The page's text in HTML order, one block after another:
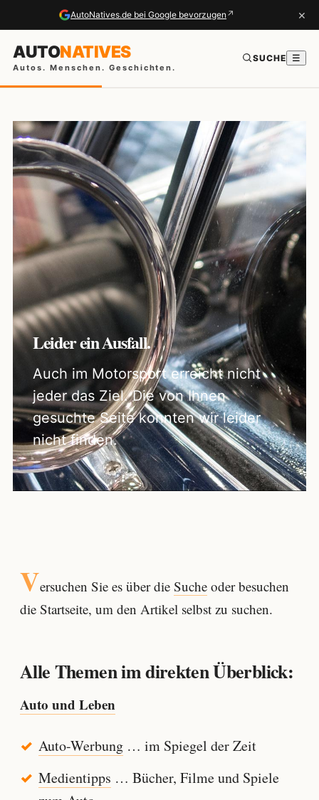
AutoNatives.de bei Google bevorzugen ↗ ×
AUTONATIVES
Autos. Menschen. Geschichten.
SUCHE ☰
Leider ein Ausfall.
Auch im Motorsport erreicht nicht
jeder das Ziel. Die von Ihnen
gesuchte Seite konnten wir leider
nicht finden.
Versuchen Sie es über die Sucheoder besuchen
die Startseite, um den Artikel selbst zu suchen.
Alle Themen im direkten Überblick:
Auto und Leben
Auto-Werbung… im Spiegel der Zeit
Medientipps … Bücher, Filme und Spiele